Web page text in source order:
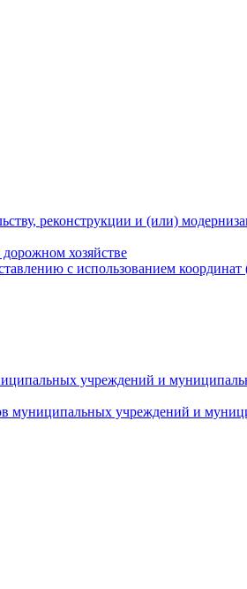
реконструкции и (или)
хозяйстве
с использованием координат
учреждений и
муниципальных учреждений и